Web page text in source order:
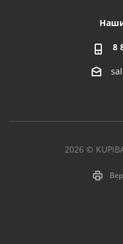
8
2026 ©